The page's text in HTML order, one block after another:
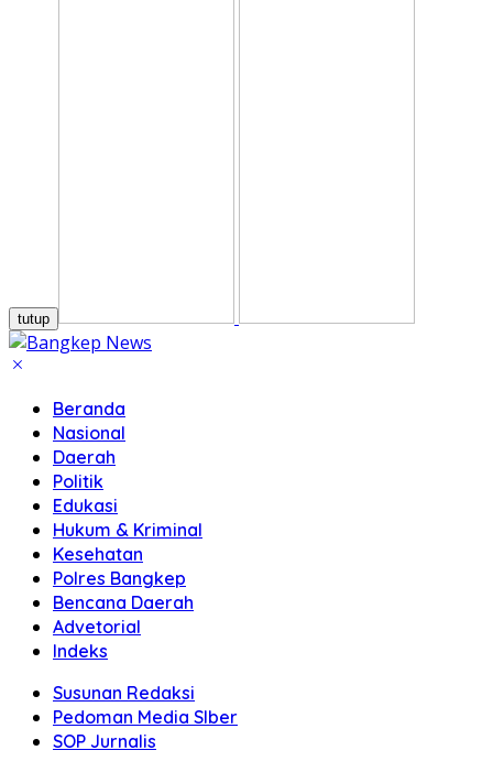
tutup
Beranda
Nasional
Daerah
Politik
Edukasi
Hukum & Kriminal
Kesehatan
Polres Bangkep
Bencana Daerah
Advetorial
Indeks
Susunan Redaksi
Pedoman Media SIber
SOP Jurnalis